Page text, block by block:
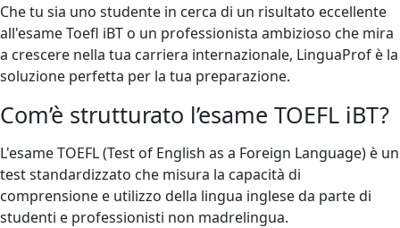
Che tu sia uno studente in cerca di un risultato eccellente
all'esame Toefl iBT o un professionista ambizioso che mira
a crescere nella tua carriera internazionale, LinguaProf è la
soluzione perfetta per la tua preparazione.
Com’è strutturato l’esame TOEFL iBT?
L'esame TOEFL (Test of English as a Foreign Language) è un
test standardizzato che misura la capacità di
comprensione e utilizzo della lingua inglese da parte di
studenti e professionisti non madrelingua.